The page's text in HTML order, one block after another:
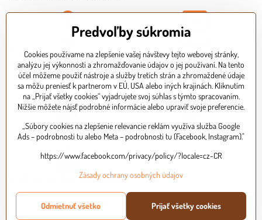
FAQ
Čo je potrebné ku krstu? Aká je dodacia
doba? Ako mi bude doručený balík? Ako
zaplatím za objednávku?
Kontakt
Sídlo firmy, fakturačné údaje. Osobný
odber je potrebné dohodnúť vopred
telefonicky.
Expresné doručenie Bezpečná platba kartou
Kvalitné, certifikované výrobky
Copyright
Predvoľby súkromia
Cookies používame na zlepšenie vašej návštevy tejto webovej stránky,
analýzu jej výkonnosti a zhromažďovanie údajov o jej používaní. Na tento
účel môžeme použiť nástroje a služby tretích strán a zhromaždené údaje
sa môžu preniesť k partnerom v EÚ, USA alebo iných krajinách. Kliknutím
na „Prijať všetky cookies“ vyjadrujete svoj súhlas s týmto spracovaním.
Nižšie môžete nájsť podrobné informácie alebo upraviť svoje preferencie.
„Súbory cookies na zlepšenie relevancie reklám využíva služba Google
Ads – podrobnosti tu alebo Meta – podrobnosti tu (Facebook, Instagram)."
https://www.facebook.com/privacy/policy/?locale=cz-CR
Zásady ochrany osobných údajov
Prijať všetky cookies
Odmietnuť všetko